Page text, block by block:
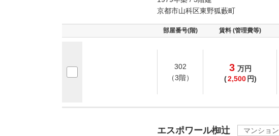
京都市山科区東野狐藪町
部屋番号(階) 賃料 (管理費等)
302
（3階）
3 万円
(2,500 円)
エスポワール椥辻
マンション